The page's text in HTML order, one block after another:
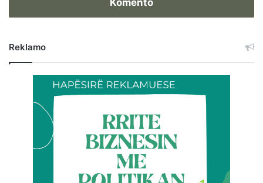
Reklamo